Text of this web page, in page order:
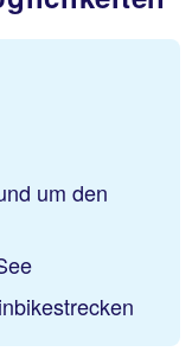
um den